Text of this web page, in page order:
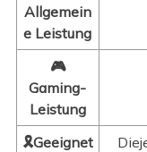
Allgemein
e Leistung
🎮
Gaming-
Leistung
🎗️Geeignet